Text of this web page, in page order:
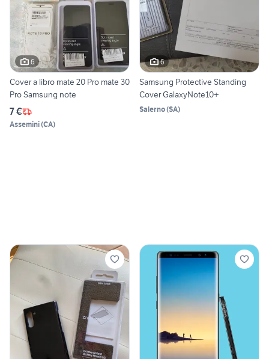
6
Cover a libro mate 20 Pro mate 30
Pro Samsung note
7 €
Assemini(CA)
6
Samsung Protective Standing
Cover GalaxyNote10+
Salerno(SA)